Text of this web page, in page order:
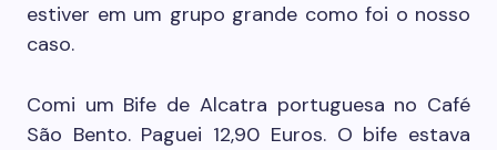
estiver em um grupo grande como foi o nosso
caso.
Comi um Bife de Alcatra portuguesa no Café
São Bento. Paguei 12,90 Euros. O bife estava